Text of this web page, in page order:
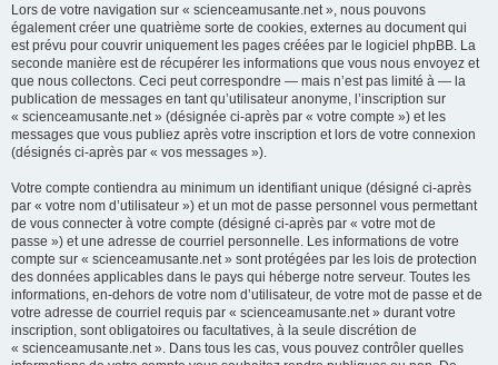
Lors de votre navigation sur « scienceamusante.net », nous pouvons
également créer une quatrième sorte de cookies, externes au document qui
est prévu pour couvrir uniquement les pages créées par le logiciel phpBB. La
seconde manière est de récupérer les informations que vous nous envoyez et
que nous collectons. Ceci peut correspondre — mais n’est pas limité à — la
publication de messages en tant qu’utilisateur anonyme, l’inscription sur
« scienceamusante.net » (désignée ci-après par « votre compte ») et les
messages que vous publiez après votre inscription et lors de votre connexion
(désignés ci-après par « vos messages »).
Votre compte contiendra au minimum un identifiant unique (désigné ci-après
par « votre nom d’utilisateur ») et un mot de passe personnel vous permettant
de vous connecter à votre compte (désigné ci-après par « votre mot de
passe ») et une adresse de courriel personnelle. Les informations de votre
compte sur « scienceamusante.net » sont protégées par les lois de protection
des données applicables dans le pays qui héberge notre serveur. Toutes les
informations, en-dehors de votre nom d’utilisateur, de votre mot de passe et de
votre adresse de courriel requis par « scienceamusante.net » durant votre
inscription, sont obligatoires ou facultatives, à la seule discrétion de
« scienceamusante.net ». Dans tous les cas, vous pouvez contrôler quelles